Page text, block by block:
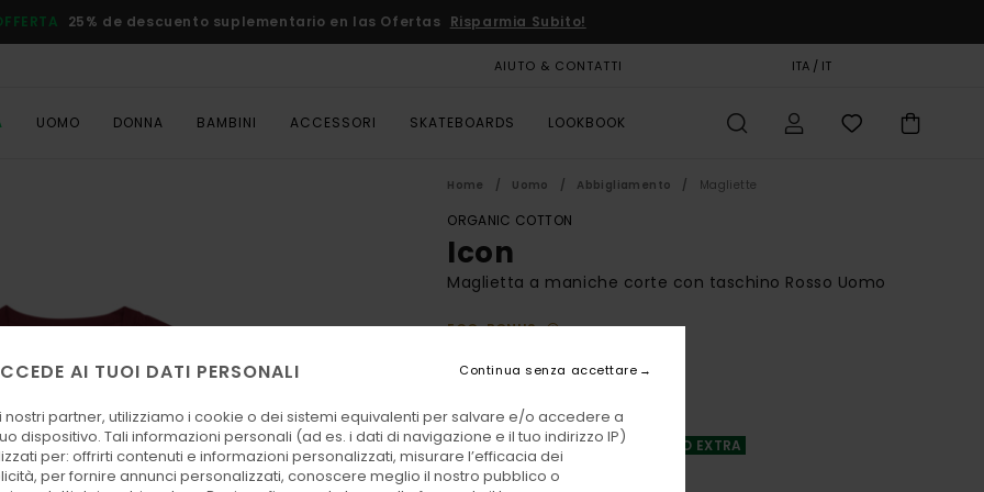
25% de descuento suplementario en las Ofertas Risparmia Subito!
AIUTO & CONTATTI ITA / IT
UOMO DONNA BAMBINI ACCESSORI SKATEBOARDS LOOKBOOK
Home Uomo Abbigliamento Magliette
ORGANIC COTTON
Icon
Maglietta a maniche corte con taschino Rosso Uomo
ECO-BONUS
15,75 €
OFFERTE
DOPPIA OFFERTA 25% DI SCONTO EXTRA
AI TUOI DATI PERSONALI
partner, utilizziamo i cookie o dei sistemi equivalenti per salvare e/o accedere a
dispositivo. Tali informazioni personali (ad es. i dati di navigazione e il tuo indirizzo IP)
per: offrirti contenuti e informazioni personalizzati, misurare l’efficacia dei
per fornire annunci personalizzati, conoscere meglio il nostro pubblico o
Continua senza accettare